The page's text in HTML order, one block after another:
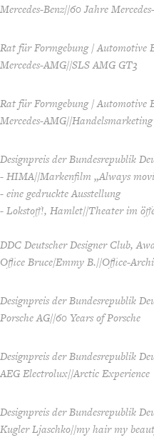
Mercedes-Benz//60 Jahre
Rat für Formgebung / Automotive
Mercedes-AMG//SLS AMG GT3
Rat für Formgebung / Automotive
Mercedes-AMG//
Designpreis der Bundesrepublik
- HIMA//Markenfilm „Always
- eine gedruckte Ausstellung
- Lokstoff!, Hamlet//Theater im
DDC Deutscher Designer Club,
Office Bruce/Emmy B.//Office-
Designpreis der Bundesrepublik
Porsche AG//60 Years of Porsche
Designpreis der Bundesrepublik
AEG Electrolux//Arctic Experience
Designpreis der Bundesrepublik
Kugler Ljaschko//my hair my